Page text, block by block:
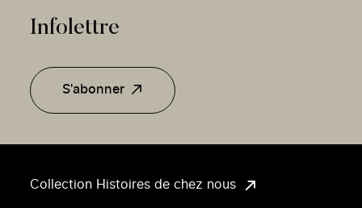
Collection Histoires de chez nous
Infolettre
S'abonner